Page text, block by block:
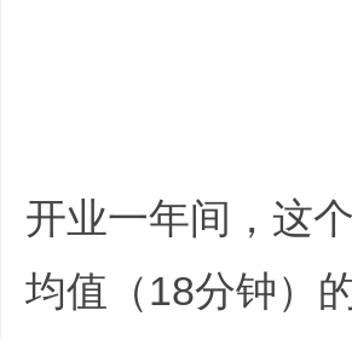
开业一年间，这
均值（18分钟）